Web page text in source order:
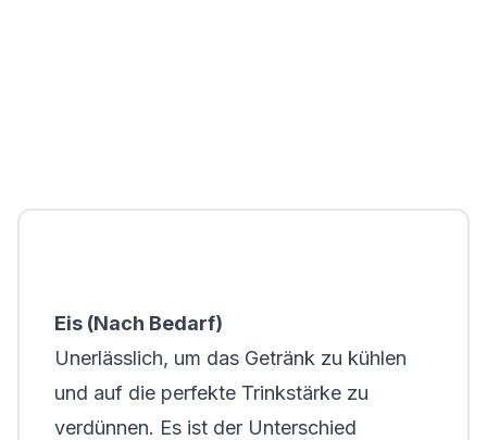
Eis (Nach Bedarf)
Unerlässlich, um das Getränk zu kühlen
und auf die perfekte Trinkstärke zu
verdünnen. Es ist der Unterschied